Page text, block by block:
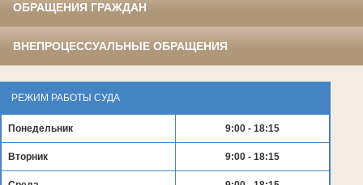
ОБРАЩЕНИЯ ГРАЖДАН
ВНЕПРОЦЕССУАЛЬНЫЕ ОБРАЩЕНИЯ
РЕЖИМ РАБОТЫ СУДА
Понедельник 9:00 - 18:15
Вторник 9:00 - 18:15